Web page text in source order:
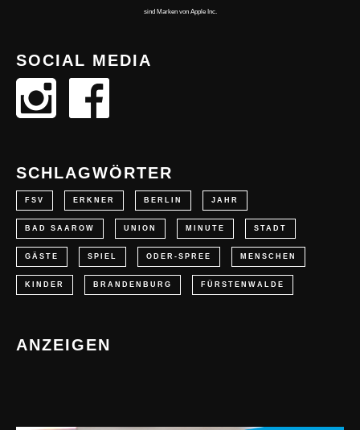
sind Marken von Apple Inc.
SOCIAL MEDIA
SCHLAGWÖRTER
FSV ERKNER BERLIN JAHR
BAD SAAROW UNION MINUTE STADT
GÄSTE SPIEL ODER-SPREE MENSCHEN
KINDER BRANDENBURG FÜRSTENWALDE
ANZEIGEN